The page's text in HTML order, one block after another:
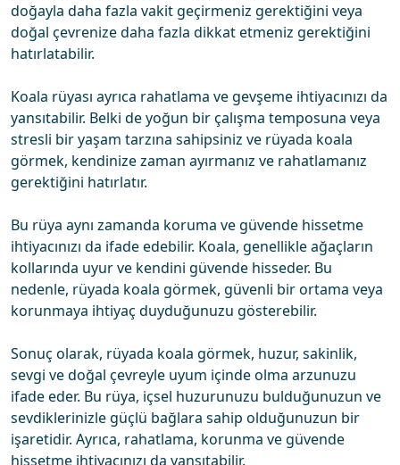
doğayla daha fazla vakit geçirmeniz gerektiğini veya
doğal çevrenize daha fazla dikkat etmeniz gerektiğini
hatırlatabilir.
Koala rüyası ayrıca rahatlama ve gevşeme ihtiyacınızı da
yansıtabilir. Belki de yoğun bir çalışma temposuna veya
stresli bir yaşam tarzına sahipsiniz ve rüyada koala
görmek, kendinize zaman ayırmanız ve rahatlamanız
gerektiğini hatırlatır.
Bu rüya aynı zamanda koruma ve güvende hissetme
ihtiyacınızı da ifade edebilir. Koala, genellikle ağaçların
kollarında uyur ve kendini güvende hisseder. Bu
nedenle, rüyada koala görmek, güvenli bir ortama veya
korunmaya ihtiyaç duyduğunuzu gösterebilir.
Sonuç olarak, rüyada koala görmek, huzur, sakinlik,
sevgi ve doğal çevreyle uyum içinde olma arzunuzu
ifade eder. Bu rüya, içsel huzurunuzu bulduğunuzun ve
sevdiklerinizle güçlü bağlara sahip olduğunuzun bir
işaretidir. Ayrıca, rahatlama, korunma ve güvende
hissetme ihtiyacınızı da yansıtabilir.